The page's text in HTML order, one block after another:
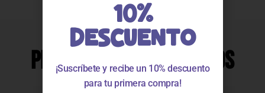
Productos Relacionados
10%
DESCUENTO
¡Suscríbete y recibe un 10% descuento
para tu primera compra!